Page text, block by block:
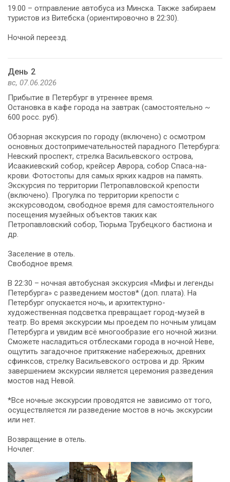
19.00 – отправление автобуса из Минска. Также забираем
туристов из Витебска (ориентировочно в 22:30).
Ночной переезд.
День 2
вс, 07.06.2026
Прибытие в Петербург в утреннее время.
Остановка в кафе города на завтрак (самостоятельно ~
600 росс. руб).
Обзорная экскурсия по городу (включено) с осмотром
основных достопримечательностей парадного Петербурга:
Невский проспект, стрелка Васильевского острова,
Исаакиевский собор, крейсер Аврора, собор Спаса-на-
крови. Фотостопы для самых ярких кадров на память.
Экскурсия по территории Петропавловской крепости
(включено). Прогулка по территории крепости с
экскурсоводом, свободное время для самостоятельного
посещения музейных объектов таких как
Петропавловский собор, Тюрьма Трубецкого бастиона и
др.
Заселение в отель.
Свободное время.
В 22:30 – ночная автобусная экскурсия «Мифы и легенды
Петербурга» с разведением мостов* (доп. плата). На
Петербург опускается ночь, и архитектурно-
художественная подсветка превращает город-музей в
театр. Во время экскурсии мы проедем по ночным улицам
Петербурга и увидим всё многообразие его ночной жизни.
Сможете насладиться отблесками города в ночной Неве,
ощутить загадочное притяжение набережных, древних
сфинксов, стрелку Васильевского острова и др. Ярким
завершением экскурсии является церемония разведения
мостов над Невой.
*Все ночные экскурсии проводятся не зависимо от того,
осуществляется ли разведение мостов в ночь экскурсии
или нет.
Возвращение в отель.
Ночлег.